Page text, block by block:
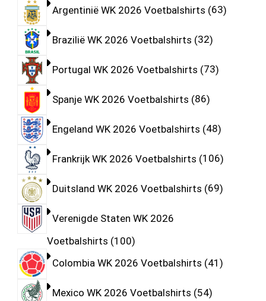
Argentinië WK 2026 Voetbalshirts 63
Brazilië WK 2026 Voetbalshirts 32
Portugal WK 2026 Voetbalshirts 73
Spanje WK 2026 Voetbalshirts 86
Engeland WK 2026 Voetbalshirts 48
Frankrijk WK 2026 Voetbalshirts 106
Duitsland WK 2026 Voetbalshirts 69
Verenigde Staten WK 2026
Voetbalshirts 100
Colombia WK 2026 Voetbalshirts 41
Mexico WK 2026 Voetbalshirts 54